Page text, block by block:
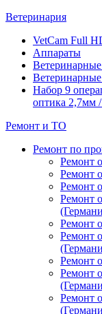
Ветеринария
VetCam Full
Аппараты
Набор 9
оптика 2,7мм
Ремонт и ТО
Ремонт по
Ремонт
Ремонт
Ремонт
Ремонт
Ремонт
Ремонт
Ремонт
Ремонт
Ремонт